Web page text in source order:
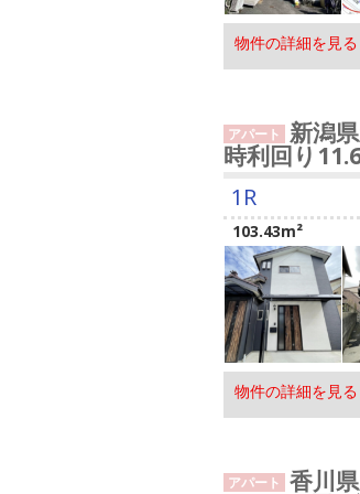
物件の詳細を見る
アパート 新潟
時利回り
1R
103.43m²
物件の詳細を見る
アパート 香川